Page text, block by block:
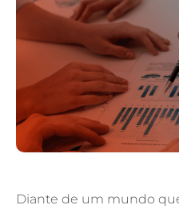
Diante de um mundo